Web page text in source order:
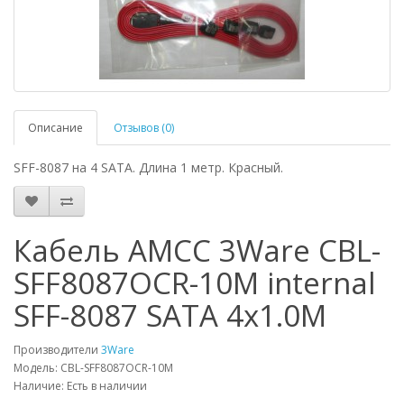
Описание Отзывов (0)
SFF-8087 на 4 SATA. Длина 1 метр. Красный.
Кабель AMCC 3Ware CBL-
SFF8087OCR-10M internal
SFF-8087 SATA 4x1.0M
Производители 3Ware
Модель: CBL-SFF8087OCR-10M
Наличие: Есть в наличии